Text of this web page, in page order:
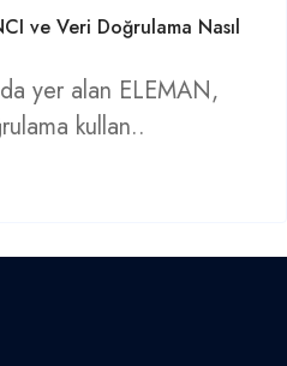
ve Veri Doğrulama Nasıl
yer alan ELEMAN,
kullan..